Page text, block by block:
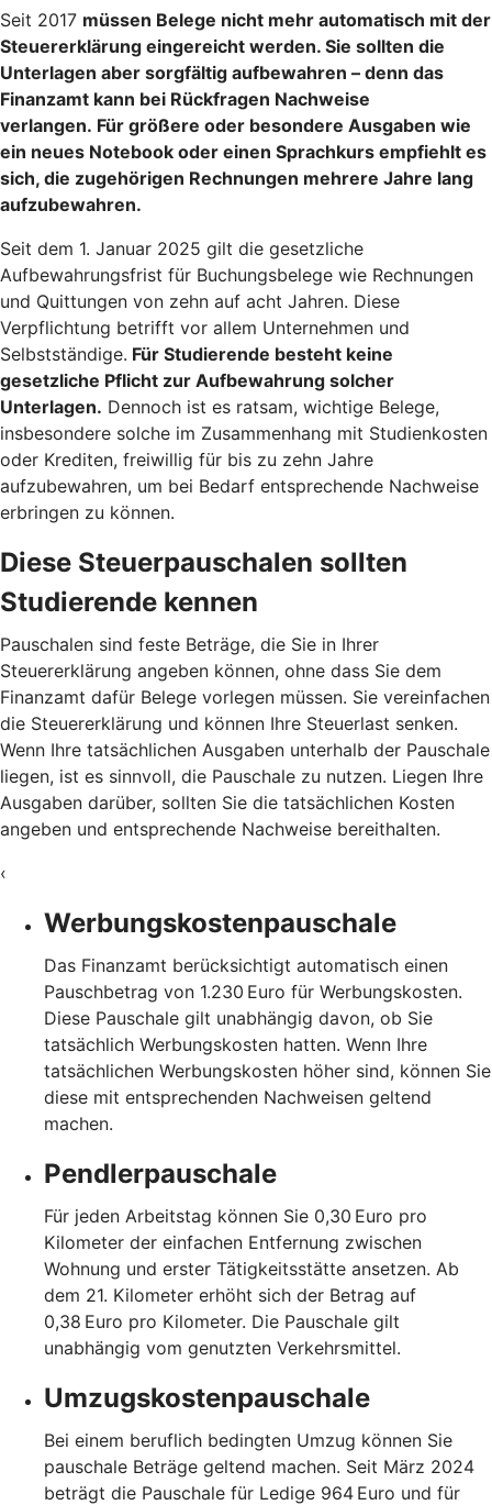
Seit 2017 müssen Belege nicht mehr automatisch mit der
Steuererklärung eingereicht werden. Sie sollten die
Unterlagen aber sorgfältig aufbewahren – denn das
Finanzamt kann bei Rückfragen Nachweise
verlangen. Für größere oder besondere Ausgaben wie
ein neues Notebook oder einen Sprachkurs empfiehlt es
sich, die zugehörigen Rechnungen mehrere Jahre lang
aufzubewahren.
Seit dem 1. Januar 2025 gilt die gesetzliche
Aufbewahrungsfrist für Buchungsbelege wie Rechnungen
und Quittungen von zehn auf acht Jahren. Diese
Verpflichtung betrifft vor allem Unternehmen und
Selbstständige. Für Studierende besteht keine
gesetzliche Pflicht zur Aufbewahrung solcher
Unterlagen. Dennoch ist es ratsam, wichtige Belege,
insbesondere solche im Zusammenhang mit Studienkosten
oder Krediten, freiwillig für bis zu zehn Jahre
aufzubewahren, um bei Bedarf entsprechende Nachweise
erbringen zu können.
Diese Steuerpauschalen sollten
Studierende kennen
Pauschalen sind feste Beträge, die Sie in Ihrer
Steuererklärung angeben können, ohne dass Sie dem
Finanzamt dafür Belege vorlegen müssen. Sie vereinfachen
die Steuererklärung und können Ihre Steuerlast senken.
Wenn Ihre tatsächlichen Ausgaben unterhalb der Pauschale
liegen, ist es sinnvoll, die Pauschale zu nutzen. Liegen Ihre
Ausgaben darüber, sollten Sie die tatsächlichen Kosten
angeben und entsprechende Nachweise bereithalten.
‹
Werbungskostenpauschale
Das Finanzamt berücksichtigt automatisch einen
Pauschbetrag von 1.230 Euro für Werbungskosten.
Diese Pauschale gilt unabhängig davon, ob Sie
tatsächlich Werbungskosten hatten. Wenn Ihre
tatsächlichen Werbungskosten höher sind, können Sie
diese mit entsprechenden Nachweisen geltend
machen.
Pendlerpauschale
Für jeden Arbeitstag können Sie 0,30 Euro pro
Kilometer der einfachen Entfernung zwischen
Wohnung und erster Tätigkeitsstätte ansetzen. Ab
dem 21. Kilometer erhöht sich der Betrag auf
0,38 Euro pro Kilometer. Die Pauschale gilt
unabhängig vom genutzten Verkehrsmittel.
Umzugskostenpauschale
Bei einem beruflich bedingten Umzug können Sie
pauschale Beträge geltend machen. Seit März 2024
beträgt die Pauschale für Ledige 964 Euro und für